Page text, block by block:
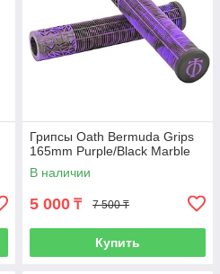
Грипсы Oath Bermuda Grips
165mm Purple/Black Marble
В наличии
5 000 ₸ 7 500 ₸
Купить